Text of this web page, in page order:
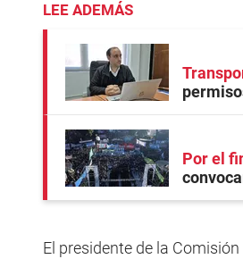
LEE ADEMÁS
Por el
El presidente de la